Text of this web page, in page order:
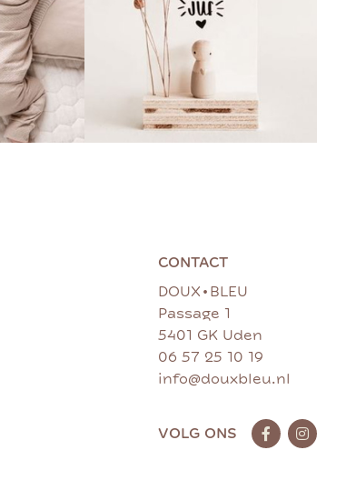
CONTACT
DOUX • BLEU
Passage 1
5401 GK Uden
06 57 25 10 19
info@douxbleu.nl
VOLG ONS